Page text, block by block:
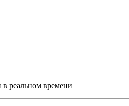
в реальном времени